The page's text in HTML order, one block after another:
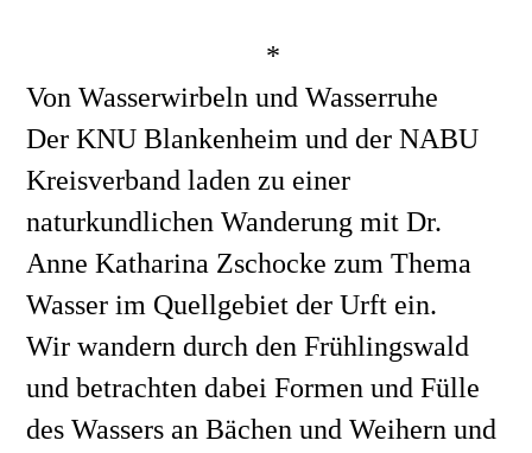
*
Von Wasserwirbeln und Wasserruhe
Der KNU Blankenheim und der NABU
Kreisverband laden zu einer
naturkundlichen Wanderung mit Dr.
Anne Katharina Zschocke zum Thema
Wasser im Quellgebiet der Urft ein.
Wir wandern durch den Frühlingswald
und betrachten dabei Formen und Fülle
des Wassers an Bächen und Weihern und